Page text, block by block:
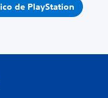
de PlayStation